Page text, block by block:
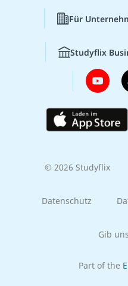
Für
Studyflix
© 2026 Studyflix
Datenschutz
Gib
Part of the